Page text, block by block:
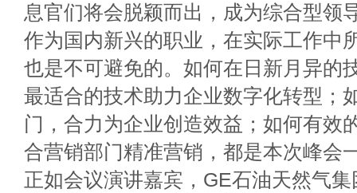
息官们将会脱颖而出，成为综合型领
作为国内新兴的职业，在实际工作中
也是不可避免的。如何在日新月异的
最适合的技术助力企业数字化转型；
门，合力为企业创造效益；如何有效
合营销部门精准营销，都是本次峰会
正如会议演讲嘉宾，GE石油天然气